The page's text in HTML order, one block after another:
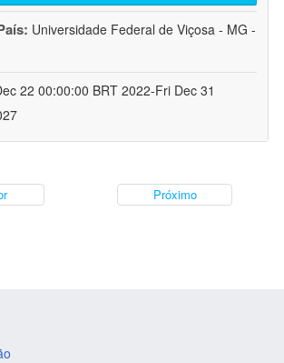
Universidade Federal de Viçosa - MG -
22 00:00:00 BRT 2022-Fri Dec 31
Próximo